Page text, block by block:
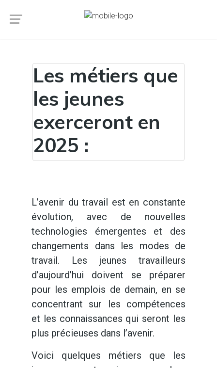
Les métiers que
les jeunes
exerceront en
2025 :
L’avenir du travail est en constante
évolution, avec de nouvelles
technologies émergentes et des
changements dans les modes de
travail. Les jeunes travailleurs
d’aujourd’hui doivent se préparer
pour les emplois de demain, en se
concentrant sur les compétences
et les connaissances qui seront les
plus précieuses dans l’avenir.
Voici quelques métiers que les